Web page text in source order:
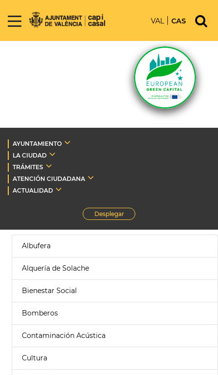
VAL CAS
AYUNTAMIENTO
LA CIUDAD
TRÁMITES
ATENCIÓN CIUDADANA
ACTUALIDAD
Desplegar
Albufera
Alquería de Solache
Bienestar Social
Bomberos
Contaminación Acústica
Cultura